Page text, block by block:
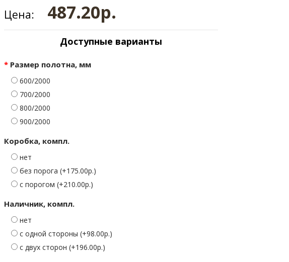
Цена: 487.20р.
Доступные варианты
Размер полотна, мм
600/2000
700/2000
800/2000
900/2000
Коробка, компл.
нет
без порога (+175.00р.)
с порогом (+210.00р.)
Наличник, компл.
нет
с одной стороны (+98.00р.)
с двух сторон (+196.00р.)